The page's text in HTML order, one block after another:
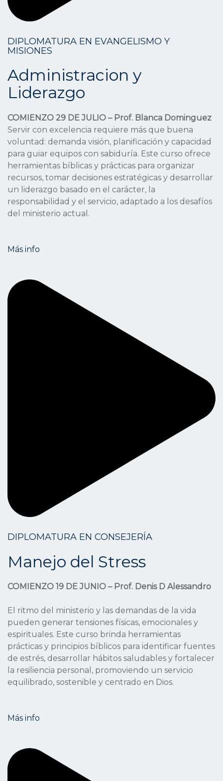
DIPLOMATURA EN EVANGELISMO Y
MISIONES
Administracion y
Liderazgo
COMIENZO 29 DE JULIO – Prof. Blanca Dominguez
Servir con excelencia requiere más que buena
voluntad: demanda visión, planificación y capacidad
para guiar equipos con sabiduría. Este curso ofrece
herramientas bíblicas y prácticas para organizar
recursos, tomar decisiones estratégicas y desarrollar
un liderazgo basado en el carácter, la
responsabilidad y el servicio, adaptado a los desafíos
del ministerio actual.
Más info
DIPLOMATURA EN CONSEJERÍA
Manejo del Stress
COMIENZO 19 DE JUNIO – Prof. Denis D Alessandro
El ritmo del ministerio y las demandas de la vida
pueden generar tensiones físicas, emocionales y
espirituales. Este curso brinda herramientas
prácticas y principios bíblicos para identificar fuentes
de estrés, desarrollar hábitos saludables y fortalecer
la resiliencia personal, promoviendo un servicio
equilibrado, sostenible y centrado en Dios.
Más info